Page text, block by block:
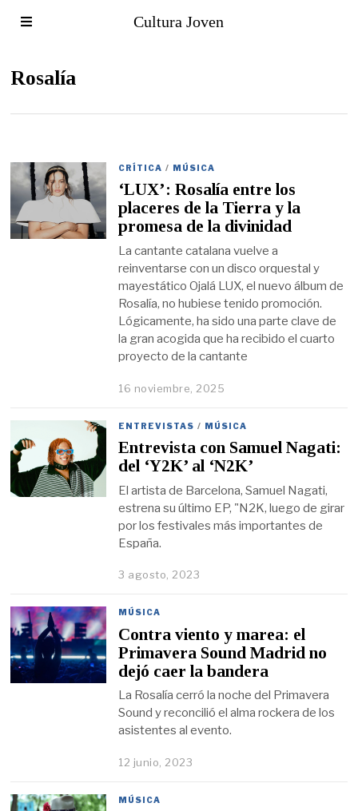
Cultura Joven
Rosalía
CRÍTICA / MÚSICA
‘LUX’: Rosalía entre los
placeres de la Tierra y la
promesa de la divinidad
La cantante catalana vuelve a
reinventarse con un disco orquestal y
mayestático Ojalá LUX, el nuevo álbum de
Rosalía, no hubiese tenido promoción.
Lógicamente, ha sido una parte clave de
la gran acogida que ha recibido el cuarto
proyecto de la cantante
16 noviembre, 2025
ENTREVISTAS / MÚSICA
Entrevista con Samuel Nagati:
del ‘Y2K’ al ‘N2K’
El artista de Barcelona, Samuel Nagati,
estrena su último EP, "N2K, luego de girar
por los festivales más importantes de
España.
3 agosto, 2023
MÚSICA
Contra viento y marea: el
Primavera Sound Madrid no
dejó caer la bandera
La Rosalía cerró la noche del Primavera
Sound y reconcilió el alma rockera de los
asistentes al evento.
12 junio, 2023
MÚSICA